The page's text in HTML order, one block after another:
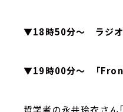
▼18時50分～ ラジオ
▼19時00分～ 「
哲学者の永井玲衣さん